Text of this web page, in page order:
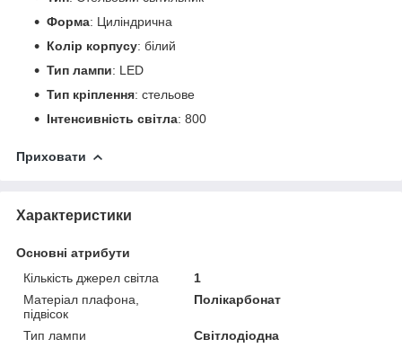
Форма: Циліндрична
Колір корпусу: білий
Тип лампи: LED
Тип кріплення: стельове
Інтенсивність світла: 800
Приховати
Характеристики
Основні атрибути
Кількість джерел світла
1
Матеріал плафона,
підвісок
Полікарбонат
Тип лампи
Світлодіодна